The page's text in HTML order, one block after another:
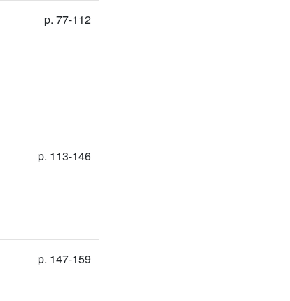
p. 77-112
p. 113-146
p. 147-159